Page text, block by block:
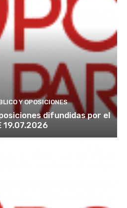
Y OPOSICIONES
difundidas por el
19.07.2026